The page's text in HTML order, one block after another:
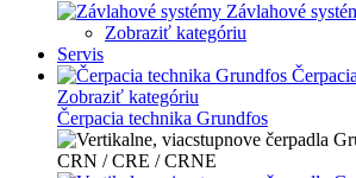
Závlahové
Zobraziť kategóriu
Servis
Zobraziť kategóriu
Čerpacia technika Grundfos